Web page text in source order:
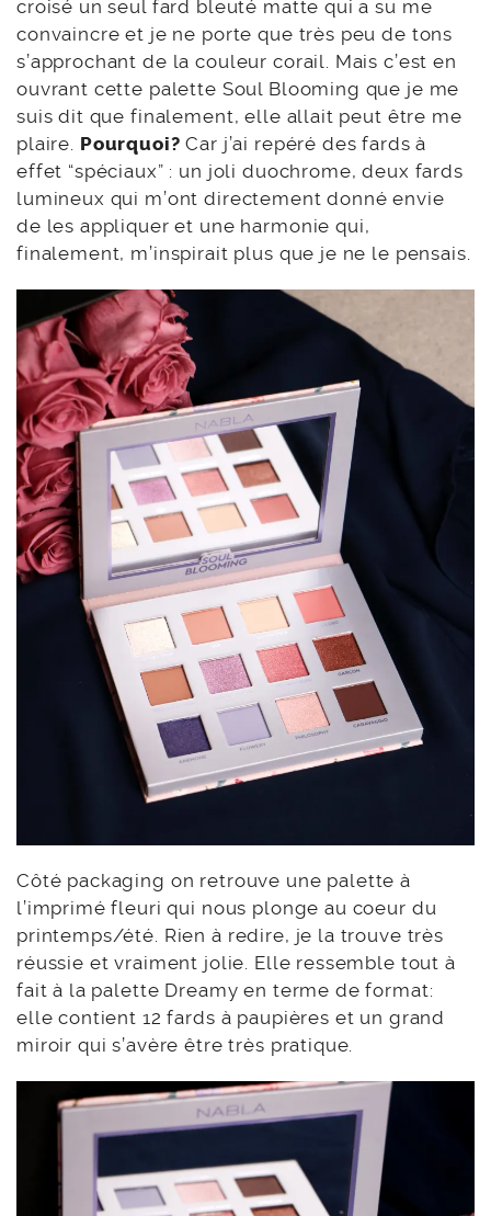
croisé un seul fard bleuté matte qui a su me
convaincre et je ne porte que très peu de tons
s’approchant de la couleur corail. Mais c’est en
ouvrant cette palette Soul Blooming que je me
suis dit que finalement, elle allait peut être me
plaire. Pourquoi? Car j’ai repéré des fards à
effet “spéciaux” : un joli duochrome, deux fards
lumineux qui m’ont directement donné envie
de les appliquer et une harmonie qui,
finalement, m’inspirait plus que je ne le pensais.
Côté packaging on retrouve une palette à
l’imprimé fleuri qui nous plonge au coeur du
printemps/été. Rien à redire, je la trouve très
réussie et vraiment jolie. Elle ressemble tout à
fait à la palette Dreamy en terme de format:
elle contient 12 fards à paupières et un grand
miroir qui s’avère être très pratique.